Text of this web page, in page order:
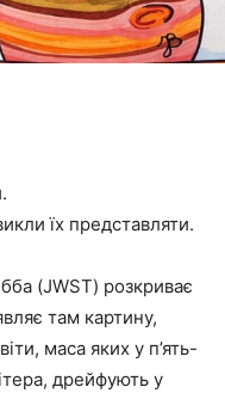
їх представляти.
(JWST) розкриває
там картину,
маса яких у п’ять-
дрейфують у